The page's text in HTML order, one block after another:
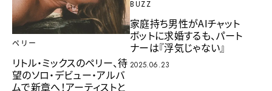
ペリー
リトル・ミックスのペリー、待
望のソロ・デビュー・アルバ
ムで新章へ！アーティストと
BUZZ
家庭持ち男性がAIチャット
ボットに求婚するも、パート
ナーは『浮気じゃない』
2025.06.23